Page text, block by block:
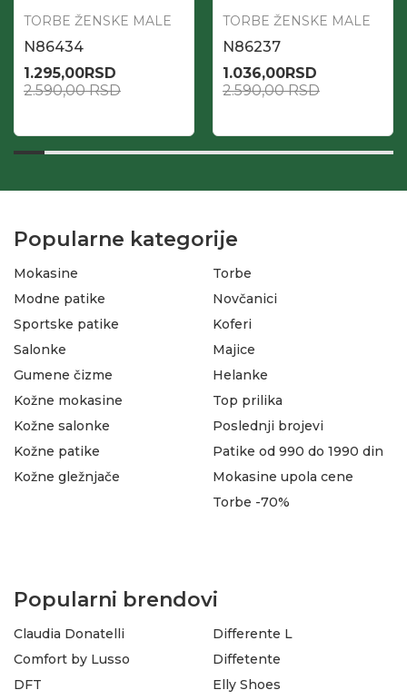
TORBE ŽENSKE MALE
N86434
1.295,00RSD
2.590,00RSD
TORBE ŽENSKE MALE
N86237
1.036,00RSD
2.590,00RSD
Popularne kategorije
Mokasine
Modne patike
Sportske patike
Salonke
Gumene čizme
Torbe
Novčanici
Koferi
Majice
Helanke
Kožne mokasine
Kožne salonke
Kožne patike
Kožne gležnjače
Top prilika
Poslednji brojevi
Patike od 990 do 1990 din
Mokasine upola cene
Torbe -70%
Popularni brendovi
Claudia Donatelli
Comfort by Lusso
DFT
Differente L
Diffetente
Elly Shoes